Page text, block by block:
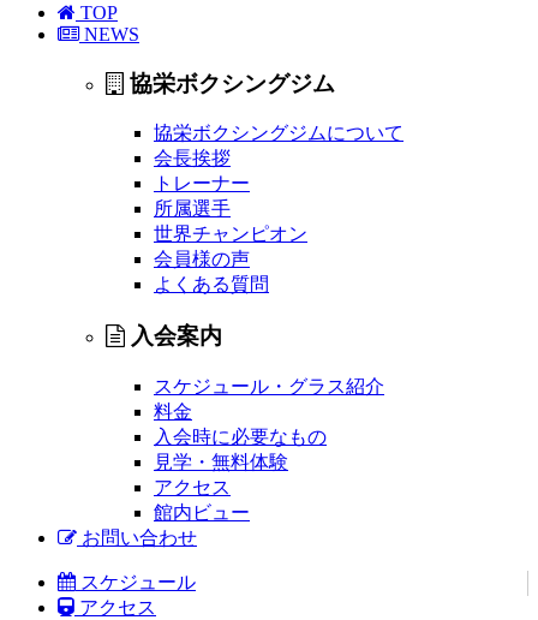
TOP
NEWS
協栄ボクシングジム
協栄ボクシングジムについて
会長挨拶
トレーナー
所属選手
世界チャンピオン
会員様の声
よくある質問
入会案内
スケジュール・グラス紹介
料金
入会時に必要なもの
見学・無料体験
アクセス
館内ビュー
お問い合わせ
スケジュール
アクセス